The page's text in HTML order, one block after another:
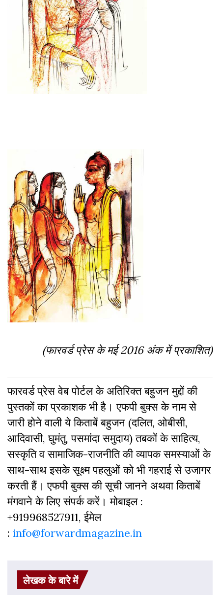
(फारवर्ड प्रेस के मई2016 अंक में प्रकाशित)
फारवर्ड प्रेस वेब पोर्टल के अतिरिक्‍त बहुजन मुद्दों की
पुस्‍तकों का प्रकाशक भी है। एफपी बुक्‍स के नाम से
जारी होने वाली ये किताबें बहुजन (दलित, ओबीसी,
आदिवासी, घुमंतु, पसमांदा समुदाय) तबकों के साहित्‍य,
सस्‍क‍ृति व सामाजिक-राजनीति की व्‍यापक समस्‍याओं के
साथ-साथ इसके सूक्ष्म पहलुओं को भी गहराई से उजागर
करती हैं। एफपी बुक्‍स की सूची जानने अथवा किताबें
मंगवाने के लिए संपर्क करें। मोबाइल :
+919968527911, ईमेल
: info@forwardmagazine.in
लेखक के बारे में